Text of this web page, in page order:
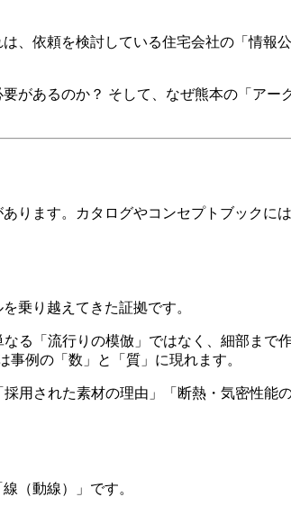
、依頼を検討している住宅会社の「情報公
があるのか？ そして、なぜ熊本の「アー
ります。カタログやコンセプトブックに
乗り越えてきた証拠です。
「流行りの模倣」ではなく、細部まで
例の「数」と「質」に現れます。
用された素材の理由」「断熱・気密性能
（動線）」です。